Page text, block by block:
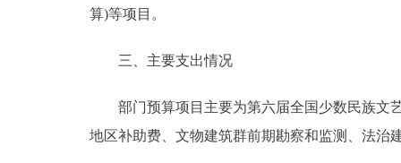
算)等项目。
三、主要支出情况
部门预算项目主要为第六届全国少数民族文艺
地区补助费、文物建筑群前期勘察和监测、法治